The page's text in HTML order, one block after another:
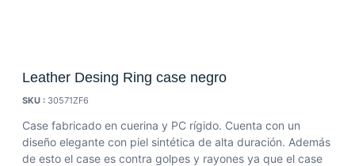
Leather Desing Ring case negro
SKU : 30571ZF6
Case fabricado en cuerina y PC rígido. Cuenta con un
diseño elegante con piel sintética de alta duración. Además
de esto el case es contra golpes y rayones ya que el case